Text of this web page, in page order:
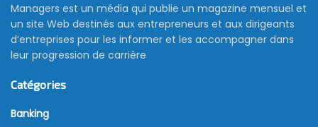
Managers est un média qui publie un magazine mensuel et
un site Web destinés aux entrepreneurs et aux dirigeants
d’entreprises pour les informer et les accompagner dans
leur progression de carrière
Catégories
Banking